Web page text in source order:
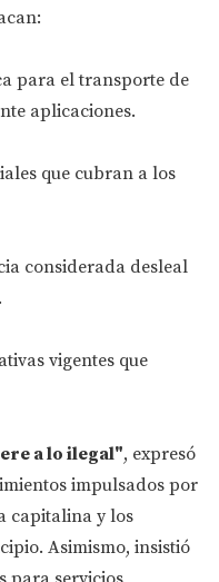
para el transporte de
aplicaciones.
que cubran a los
considerada desleal
vigentes que
a lo ilegal", expresó
impulsados por
capitalina y los
Asimismo, insistió